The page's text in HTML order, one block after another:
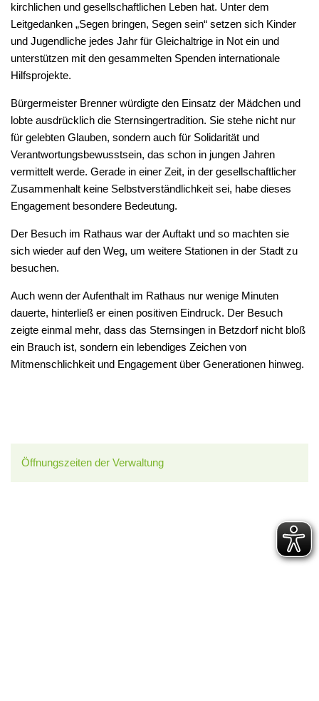
kirchlichen und gesellschaftlichen Leben hat. Unter dem
Leitgedanken „Segen bringen, Segen sein“ setzen sich Kinder
und Jugendliche jedes Jahr für Gleichaltrige in Not ein und
unterstützen mit den gesammelten Spenden internationale
Hilfsprojekte.
Bürgermeister Brenner würdigte den Einsatz der Mädchen und
lobte ausdrücklich die Sternsingertradition. Sie stehe nicht nur
für gelebten Glauben, sondern auch für Solidarität und
Verantwortungsbewusstsein, das schon in jungen Jahren
vermittelt werde. Gerade in einer Zeit, in der gesellschaftlicher
Zusammenhalt keine Selbstverständlichkeit sei, habe dieses
Engagement besondere Bedeutung.
Der Besuch im Rathaus war der Auftakt und so machten sie
sich wieder auf den Weg, um weitere Stationen in der Stadt zu
besuchen.
Auch wenn der Aufenthalt im Rathaus nur wenige Minuten
dauerte, hinterließ er einen positiven Eindruck. Der Besuch
zeigte einmal mehr, dass das Sternsingen in Betzdorf nicht bloß
ein Brauch ist, sondern ein lebendiges Zeichen von
Mitmenschlichkeit und Engagement über Generationen hinweg.
Öffnungszeiten der Verwaltung